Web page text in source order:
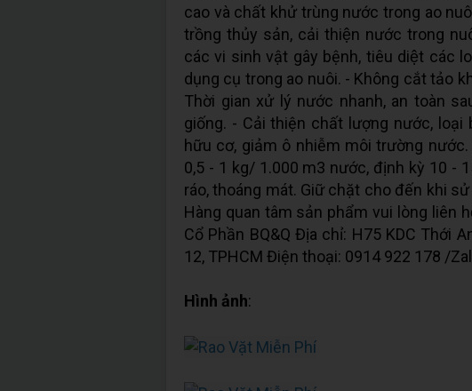
cao và chất khử trùng nước trong ao
trồng thủy sản, cải thiện nước trong
các vi sinh vật gây bệnh, tiêu diệt các
dụng cụ trong ao nuôi. - Không cắt tảo
Thời gian xử lý nước nhanh, an toàn
giống. - Cải thiện chất lượng nước, loại
hữu cơ, giảm ô nhiễm môi trường
0,5 - 1 kg/ 1.000 m3 nước, định kỳ 10 -
ráo, thoáng mát. Giữ chặt cho đến khi
Hàng quan tâm sản phẩm vui lòng liên
Cổ Phần BQ&Q Địa chỉ: H75 KDC Thới
12, TPHCM Điện thoại: 0914 922 178 /
Hình ảnh: